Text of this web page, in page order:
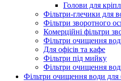
Голови для
Фільтри-глечики для
Фільтри зворотного
Комерційні фільтри
Фільтри очищення
Для офісів та кафе
Фільтри під мийку
Фільтри очищення
Фільтри очищення води для